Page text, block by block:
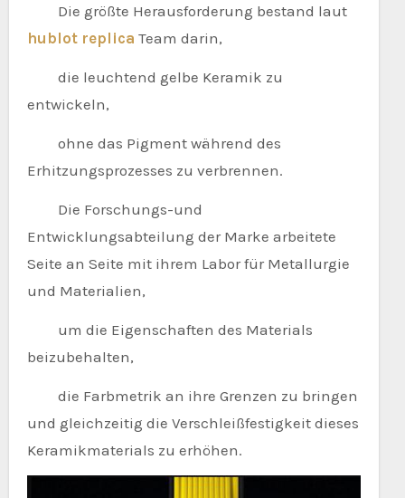
Die größte Herausforderung bestand laut
hublot replica Team darin,
die leuchtend gelbe Keramik zu
entwickeln,
ohne das Pigment während des
Erhitzungsprozesses zu verbrennen.
Die Forschungs-und
Entwicklungsabteilung der Marke arbeitete
Seite an Seite mit ihrem Labor für Metallurgie
und Materialien,
um die Eigenschaften des Materials
beizubehalten,
die Farbmetrik an ihre Grenzen zu bringen
und gleichzeitig die Verschleißfestigkeit dieses
Keramikmaterials zu erhöhen.